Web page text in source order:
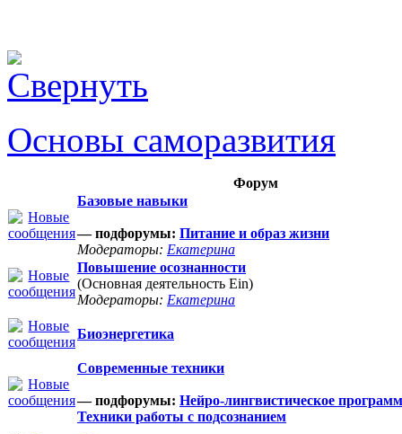
Основы саморазвития
Форум
Базовые навыки
— подфорумы: Питание и образ жизни
Модераторы: Екатерина
Повышение осознанности
(Основная деятельность Ein)
Модераторы: Екатерина
Биоэнергетика
Современные техники
— подфорумы: Нейро-лингвистическое
Техники работы с подсознанием